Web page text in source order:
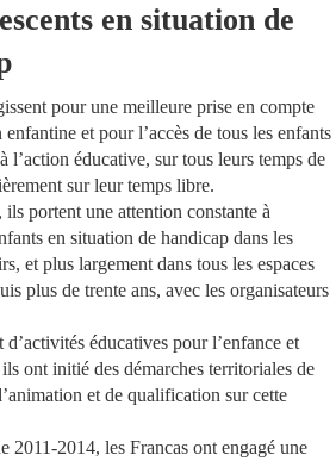
en situation de
pour unemeilleure prise en compte
enfantine et pourl’accès de tous les enfants
l’action éducative, sur tous leurs temps de
surleur temps libre.
ils portent uneattention constante à
en situation dehandicap dans les
et plus largement danstous les espaces
plus de trente ans,avec les organisateurs
d’activitéséducatives pour l’enfance et
ils ont initié desdémarches territoriales de
et dequalification sur cette
2011-2014,les Francas ont engagé une